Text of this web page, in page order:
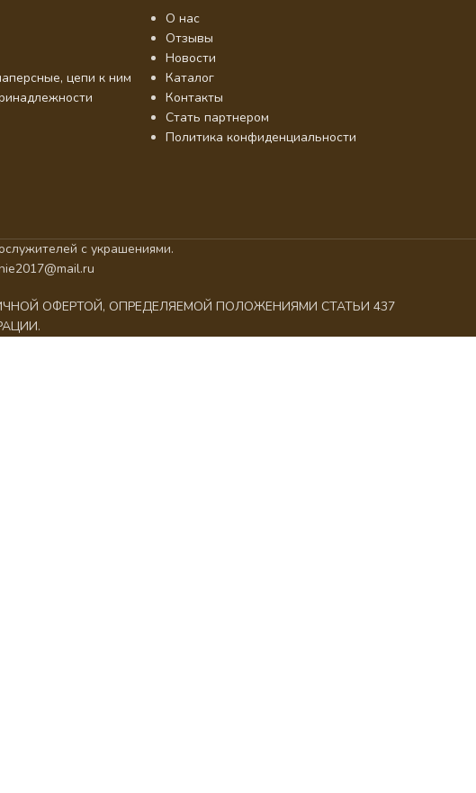
цепи к ним
О нас
Отзывы
Новости
Каталог
Контакты
Стать партнером
Политика конфиденциальности
с украшениями.
ОФЕРТОЙ, ОПРЕДЕЛЯЕМОЙ ПОЛОЖЕНИЯМИ СТАТЬИ 437